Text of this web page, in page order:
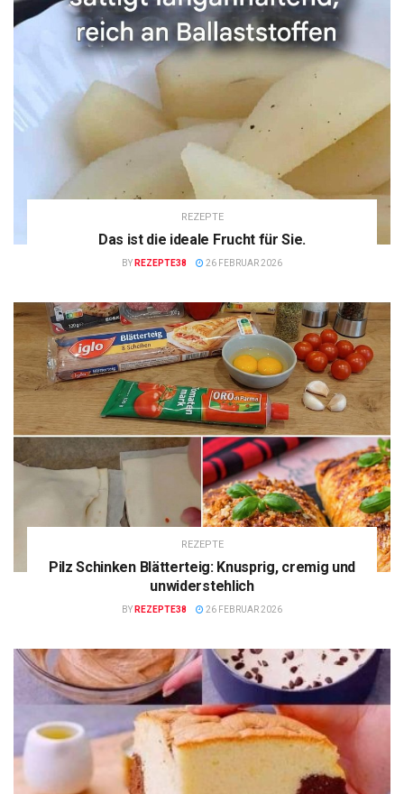
REZEPTE
Das ist die ideale Frucht für Sie.
BY REZEPTE38 26 FEBRUAR 2026
REZEPTE
Pilz Schinken Blätterteig: Knusprig, cremig und
unwiderstehlich
BY REZEPTE38 26 FEBRUAR 2026